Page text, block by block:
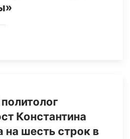
Константина
на шесть строк в